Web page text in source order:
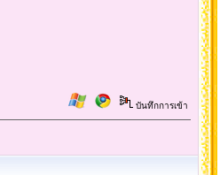
บันทึกการเข้า